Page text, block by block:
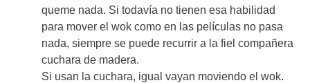
queme nada. Si todavía no tienen esa habilidad
para mover el wok como en las películas no pasa
nada, siempre se puede recurrir a la fiel compañera
cuchara de madera.
Si usan la cuchara, igual vayan moviendo el wok.